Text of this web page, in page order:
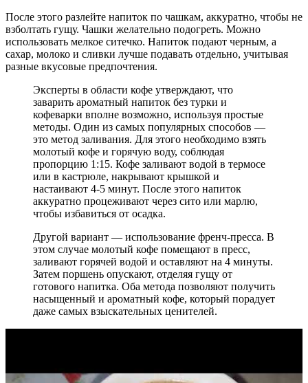
После этого разлейте напиток по чашкам, аккуратно, чтобы не
взболтать гущу. Чашки желательно подогреть. Можно
использовать мелкое ситечко. Напиток подают черным, а
сахар, молоко и сливки лучше подавать отдельно, учитывая
разные вкусовые предпочтения.
Эксперты в области кофе утверждают, что
заварить ароматный напиток без турки и
кофеварки вполне возможно, используя простые
методы. Один из самых популярных способов —
это метод заливания. Для этого необходимо взять
молотый кофе и горячую воду, соблюдая
пропорцию 1:15. Кофе заливают водой в термосе
или в кастрюле, накрывают крышкой и
настаивают 4-5 минут. После этого напиток
аккуратно процеживают через сито или марлю,
чтобы избавиться от осадка.
Другой вариант — использование френч-пресса. В
этом случае молотый кофе помещают в пресс,
заливают горячей водой и оставляют на 4 минуты.
Затем поршень опускают, отделяя гущу от
готового напитка. Оба метода позволяют получить
насыщенный и ароматный кофе, который порадует
даже самых взыскательных ценителей.